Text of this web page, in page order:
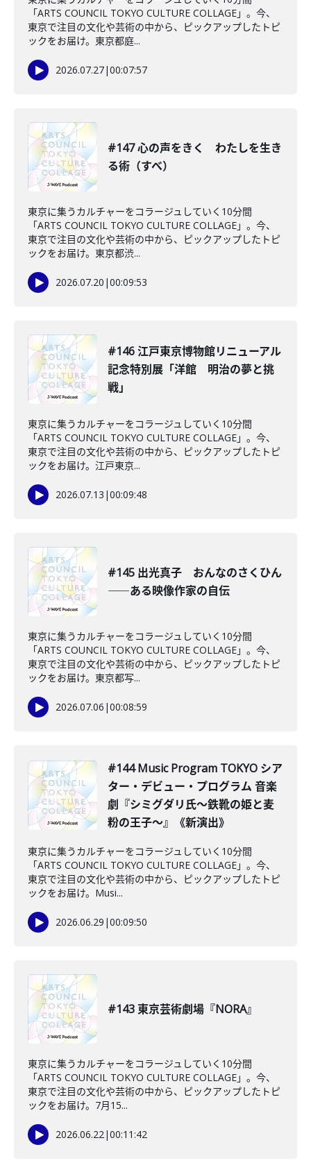
「ARTS COUNCIL TOKYO CULTURE COLLAGE」。今、
東京で注目の文化や芸術の中から、ピックアップしたトピ
ックをお届け。東京都庭...
2026.07.27|00:07:57
#147 心の声をきく わたしを生き
る術（すべ）
東京に集うカルチャーをコラージュしていく10分間
「ARTS COUNCIL TOKYO CULTURE COLLAGE」。今、
東京で注目の文化や芸術の中から、ピックアップしたトピ
ックをお届け。東京都渋...
2026.07.20 |00:09:53
#146 江戸東京博物館リニューアル
記念特別展「洋館 明治の夢と挑
戦」
東京に集うカルチャーをコラージュしていく10分間
「ARTS COUNCIL TOKYO CULTURE COLLAGE」。今、
東京で注目の文化や芸術の中から、ピックアップしたトピ
ックをお届け。江戸東京...
2026.07.13 |00:09:48
#145 出光真子 おんなのさくひん
――ある映像作家の自伝
東京に集うカルチャーをコラージュしていく10分間
「ARTS COUNCIL TOKYO CULTURE COLLAGE」。今、
東京で注目の文化や芸術の中から、ピックアップしたトピ
ックをお届け。東京都写...
2026.07.06 |00:08:59
#144 Music Program TOKYO シア
ター・デビュー・プログラム 音楽
劇『シミグダリ氏〜鉄靴の姫と麦
粉の王子〜』《新演出》
東京に集うカルチャーをコラージュしていく10分間
「ARTS COUNCIL TOKYO CULTURE COLLAGE」。今、
東京で注目の文化や芸術の中から、ピックアップしたトピ
ックをお届け。Musi...
2026.06.29 |00:09:50
#143 東京芸術劇場『NORA』
東京に集うカルチャーをコラージュしていく10分間
「ARTS COUNCIL TOKYO CULTURE COLLAGE」。今、
東京で注目の文化や芸術の中から、ピックアップしたトピ
ックをお届け。7月15...
2026.06.22|00:11:42